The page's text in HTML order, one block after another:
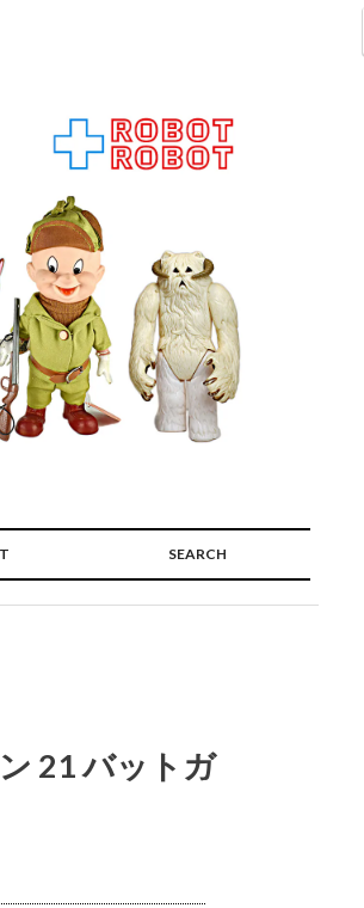
SEARCH
21 バットガ